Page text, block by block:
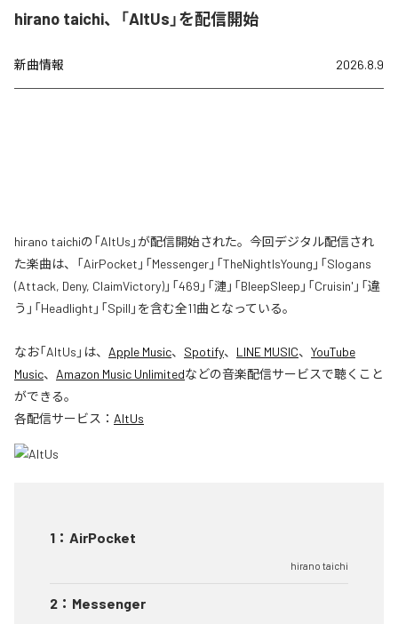
hirano taichi、「AltUs」を配信開始
新曲情報 2026.8.9
hirano taichiの「AltUs」が配信開始された。今回デジタル配信され
た楽曲は、「AirPocket」「Messenger」「TheNightIsYoung」「Slogans
(Attack, Deny, ClaimVictory)」「469」「漣」「BleepSleep」「Cruisin'」「違
う」「Headlight」「Spill」を含む全11曲となっている。
なお「AltUs 」は、 Apple Music、 Spotify、 LINE MUSIC、 YouTube
Music、 Amazon Music Unlimitedなどの音楽配信サービスで聴くこと
ができる。
各配信サービス： AltUs
1 ： AirPocket
hirano taichi
2 ： Messenger